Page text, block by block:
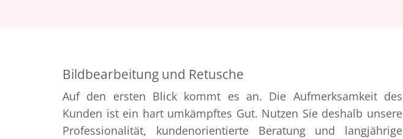
Bildbearbeitung und Retusche
Auf den ersten Blick kommt es an. Die Aufmerksamkeit des
Kunden ist ein hart umkämpftes Gut. Nutzen Sie deshalb unsere
Professionalität, kundenorientierte Beratung und langjährige